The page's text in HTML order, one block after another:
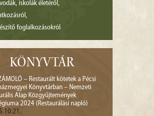
iskolák életéről,
foglalkozásokról
KÖNYVTÁR
– Restaurált kötetek a Pécsi
Könyvtárban – Nemzeti
Alap Közgyűjtemények
2024 (Restaurálási napló)